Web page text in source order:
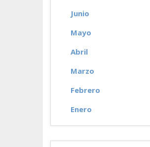
Junio
Mayo
Abril
Marzo
Febrero
Enero